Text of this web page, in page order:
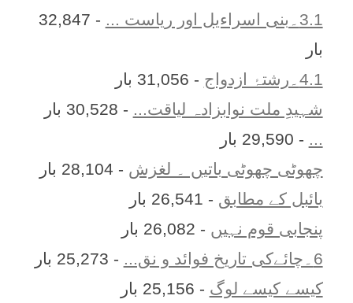
3.1۔بنی اسراءیل اور ریاست ...
- 32,847
بار
4.1۔رشتۂ ازدواج
- 31,056 بار
شہیدِ ملت نوابزادہ لیاقت... - 30,528 بار
... - 29,590 بار
چھوٹی چھوٹی باتیں ۔ لغزش - 28,104 بار
بائبل کے مطابق - 26,541 بار
پنجابی قوم نہیں - 26,082 بار
6۔چائےکی تاریخ فوائد و نق...
- 25,273 بار
کیسے کیسے لوگ - 25,156 بار